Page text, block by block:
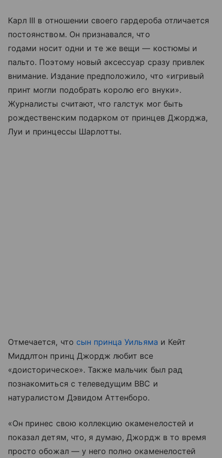
Карл III в отношении своего гардероба отличается
постоянством. Он признавался, что
годами носит одни и те же вещи — костюмы и
пальто. Поэтому новый аксессуар сразу привлек
внимание. Издание предположило, что «игривый
принт могли подобрать королю его внуки».
Журналисты считают, что галстук мог быть
рождественским подарком от принцев Джорджа,
Луи и принцессы Шарлотты.
Отмечается, что сын принца Уильяма и Кейт
Миддлтон принц Джордж любит все
«доисторическое». Также мальчик был рад
познакомиться с телеведущим BBC и
натуралистом Дэвидом Аттенборо.
«Он принес свою коллекцию окаменелостей и
показал детям, что, я думаю, Джордж в то время
просто обожал — у него полно окаменелостей